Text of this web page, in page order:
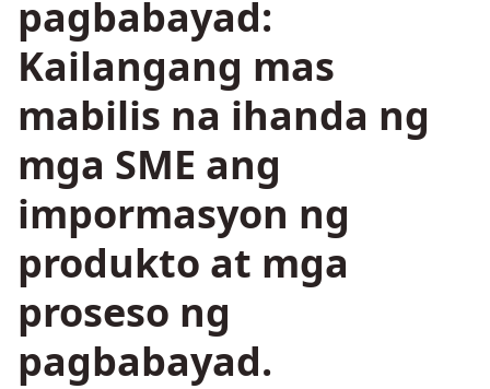
pagbabayad:
Kailangang mas
mabilis na ihanda ng
mga SME ang
impormasyon ng
produkto at mga
proseso ng
pagbabayad.